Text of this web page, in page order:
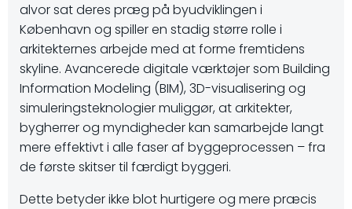
alvor sat deres præg på byudviklingen i
København og spiller en stadig større rolle i
arkitekternes arbejde med at forme fremtidens
skyline. Avancerede digitale værktøjer som Building
Information Modeling (BIM), 3D-visualisering og
simuleringsteknologier muliggør, at arkitekter,
bygherrer og myndigheder kan samarbejde langt
mere effektivt i alle faser af byggeprocessen – fra
de første skitser til færdigt byggeri.
Dette betyder ikke blot hurtigere og mere præcis